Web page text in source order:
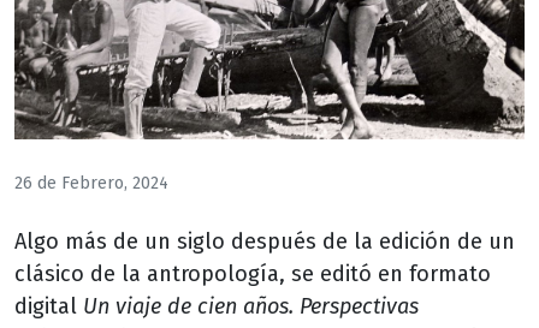
26 de Febrero, 2024
Algo más de un siglo después de la edición de un
clásico de la antropología, se editó en formato
digital Un viaje de cien años. Perspectivas